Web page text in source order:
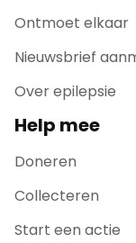
Ontmoet elkaar
Nieuwsbrief
Over epilepsie
Help mee
Doneren
Collecteren
Start een actie